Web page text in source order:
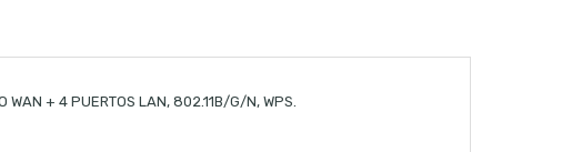
WAN + 4 PUERTOS LAN, 802.11B/G/N, WPS.